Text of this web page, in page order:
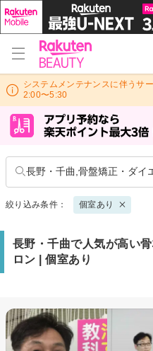
システムメンテナンスに伴うサ
2:00〜5:30
長野・千曲,骨盤矯正・ダイ
絞り込み条件： 個室あり
長野・千曲で人気が高い
ロン | 個室あり